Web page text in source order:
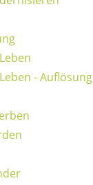
- Auflösung